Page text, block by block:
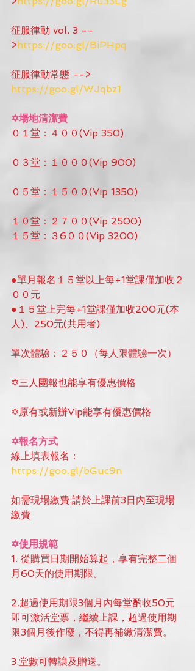
征服律動 vol. 3 --
>https://goo.gl/BiPHpq
征服律動常態 -->
https://goo.gl/WJqbz1
✡場地清潔費
０１堂：４００(Vip 350)
０３堂：１０００(Vip 900)
０５堂：１５００(Vip 1350)
１０堂：２７００(Vip 2500)
１５堂：３6００(Vip 3200)
●單月報名１５堂以上每+1堂課僅加收２
００元
●１５堂上完每+1堂課僅加收200元(本
人)、250元(共用者)
單次體驗：２５０（每人限體驗一次）
✡三人團報也能享有優惠價格
✡原有或新辦Vip能享有優惠價格
✡報名方式
線上填表報名：
https://goo.gl/bGuc9n
如需現場繳費:請於上課前3日內至現場
繳費
✡使用規範
1. 從購買日期開始算起，享有完整二個
月60天的使用期限。
2.超過使用期限3個月內每堂酌收50元
即可激活堂票，繼續上課，超過使用期
限3個月後作廢，不得再補繳清潔費。
3.堂數可轉讓及贈送。